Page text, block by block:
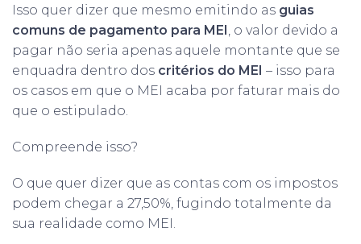
Isso quer dizer que mesmo emitindo as guias
comuns de pagamento para MEI , o valor devido a
pagar não seria apenas aquele montante que se
enquadra dentro dos critérios do MEI – isso para
os casos em que o MEI acaba por faturar mais do
que o estipulado.
Compreende isso?
O que quer dizer que as contas com os impostos
podem chegar a 27,50%, fugindo totalmente da
sua realidade como MEI.